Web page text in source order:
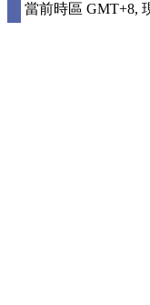
當前時區 GMT+8,